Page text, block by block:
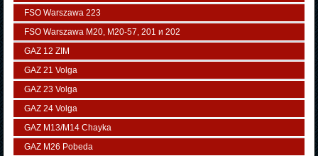
FSO Warszawa 223
FSO Warszawa М20, M20-57, 201 и 202
GAZ 12 ZIM
GAZ 21 Volga
GAZ 23 Volga
GAZ 24 Volga
GAZ M13/M14 Chayka
GAZ M26 Pobeda